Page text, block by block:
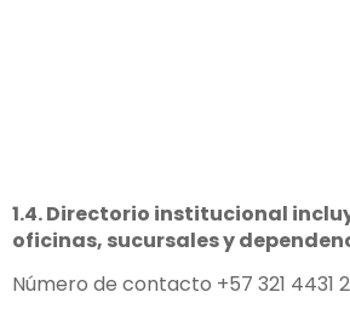
1.4. Directorio institucional
oficinas, sucursales y
Número de contacto +57 321 4431